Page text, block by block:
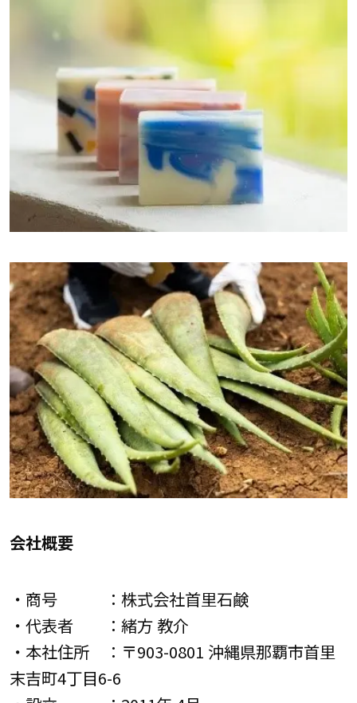
会社概要
・商号 ：株式会社首里石鹸
・代表者 ：緒方 教介
・本社住所 ：〒903-0801 沖縄県那覇市首里
末吉町4丁目6-6